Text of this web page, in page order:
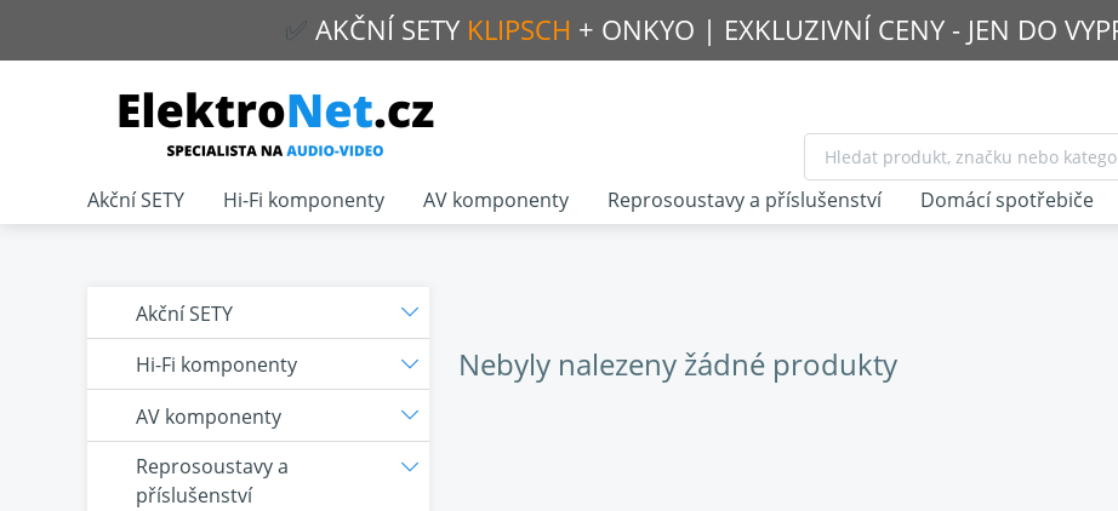
✅ AKČNÍ SETY KLIPSCH + ONKYO | EXKLUZIVNÍ CENY - JEN DO
Nebyly nalezeny žádné produkty
Akční SETY
Hi-Fi komponenty
AV komponenty
Reprosoustavy a
příslušenství
Akční SETY Hi-Fi komponenty AV komponenty Reprosoustavy a příslušenství Domácí spotřebiče